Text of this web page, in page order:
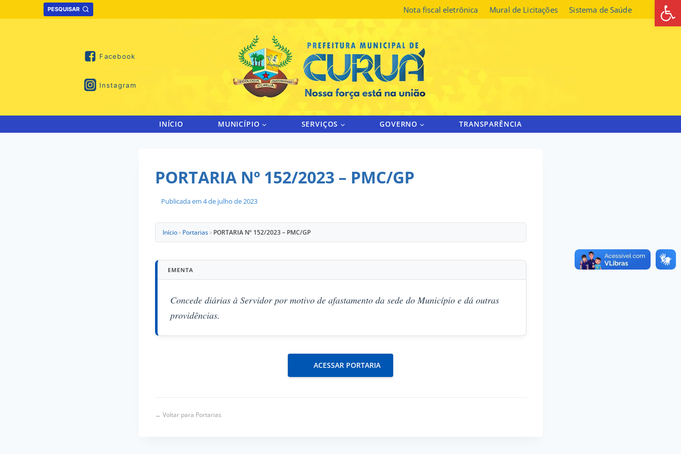
to
PESQUISAR Nota fiscal eletrônica Mural de Licitações Sistema de Saúde
Facebook
Instagram
INÍCIO MUNICÍPIO SERVIÇOS GOVERNO TRANSPARÊNCIA
PORTARIA Nº 152/2023 – PMC/GP
Publicada em 4 de julho de 2023
Início » Portarias » PORTARIA Nº 152/2023 – PMC/GP
EMENTA
Concede diárias à Servidor por motivo de afastamento da sede do Município e dá outras
providências.
ACESSAR PORTARIA
← Voltar para Portarias